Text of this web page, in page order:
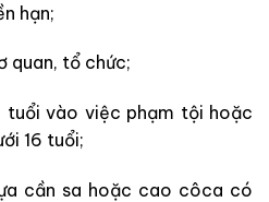
hạn;
quan, tổ chức;
tuổi vào việc phạm tội hoặc
16 tuổi;
cần sa hoặc cao côca có